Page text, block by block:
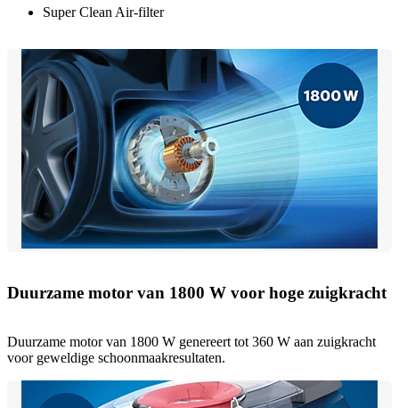
Super Clean Air-filter
Duurzame motor van 1800 W voor hoge zuigkracht
Duurzame motor van 1800 W genereert tot 360 W aan zuigkracht
voor geweldige schoonmaakresultaten.